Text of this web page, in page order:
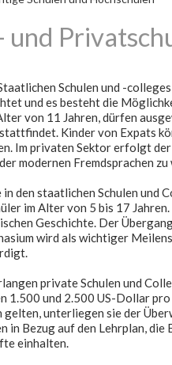
und
Schulen und -
und es besteht die
von 11 Jahren, dürfen
Kinder von Expats
Im privaten Sektor erfolgt
modernen Fremdsprachen zu
den staatlichen Schulen und
im Alter von 5 bis 17
Geschichte. Der
wird als wichtiger
private Schulen und
1.500 und 2.500 US-Dollar pro
unterliegen sie der
in Bezug auf den Lehrplan,
einhalten.